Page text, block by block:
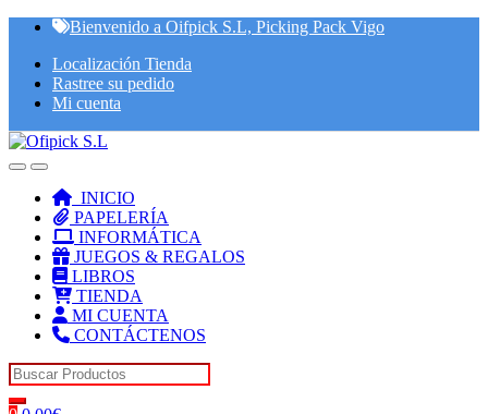
Skip
navigation
Skip
content
Bienvenido a Oifpick S.L, Picking Pack Vigo
Localización Tienda
Rastree su pedido
Mi cuenta
INICIO
PAPELERÍA
INFORMÁTICA
JUEGOS & REGALOS
LIBROS
TIENDA
MI CUENTA
CONTÁCTENOS
Search for: